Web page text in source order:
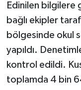
Edinilen bilgilere
bağlı ekipler
bölgesinde okul
yapıldı.
kontrol edildi.
toplamda 4 bin